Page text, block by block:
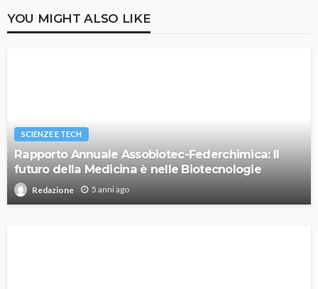
YOU MIGHT ALSO LIKE
SCIENZE E TECH
Rapporto Annuale Assobiotec-Federchimica: Il
futuro della Medicina è nelle Biotecnologie
Redazione 5 anni ago